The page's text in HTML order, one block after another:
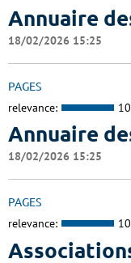
Annuaire
18/02/2026 15:25
PAGES
relevance:
Annuaire
18/02/2026 15:25
PAGES
relevance: